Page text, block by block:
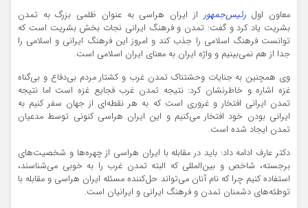
معاون اولرئیس‌جمهوراز ایران هراسی به عنوان ظلمی بزرگ به تمدن
بشریت یاد کرد و گفت: تمدن و فرهنگ ایرانی نجات بخش بشریت است که
توانست فرهنگ اسلامی را جذب کند و امروز این فرهنگ ایرانی و اسلامی را
جدا از هم نمی‌بینیم و واژه ایران به معنای ایران اسلامی است.
وی همچنین به جنایات وحشتناک تمدن غرب و کشتار مردم بی‌دفاع و بی‌گناه
غزه اشاره و خاطرنشان کرد: نتیجه تمدن غرب فجایع غزه است اما نتیجه
تمدن ایرانی افتخار و غروری است که به هر نقطه‌ای از جهان سفر کنیم به
ایرانی بودن خود افتخار می‌کنیم و این ایران هراسی کنونی توسط مدعیان
تمدن ایجاد شده است.
دکتر عارف ادامه داد:‌ باید در مقابله با ایران هراسی از چهره‌ها و شخصیت‌های
برجسته،‌ شاخص و بین‌المللی که البته تمدن غرب را به خوبی می‌شناسند،
استفاده کنیم چرا که نام آنان می‌تواند حل‌کننده مسئله ایران هراسی و مقابله با
توطئه‌های دشمنان تمدن و فرهنگ ایرانی و ایرانیان است.